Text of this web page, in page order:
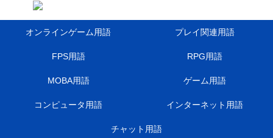
オンラインゲーム用語 プレイ関連用語
FPS用語 RPG用語
MOBA用語 ゲーム用語
コンピュータ用語 インターネット用語
チャット用語